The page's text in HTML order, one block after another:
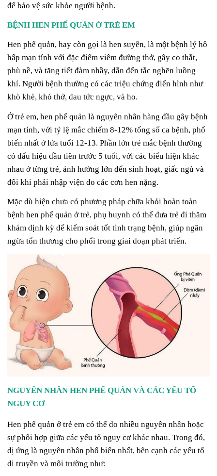
để bảo vệ sức khỏe người bệnh.
BỆNH HEN PHẾ QUẢN Ở TRẺ EM
Hen phế quản, hay còn gọi là hen suyễn, là một bệnh lý hô
hấp mạn tính với đặc điểm viêm đường thở, gây co thắt,
phù nề, và tăng tiết đàm nhầy, dẫn đến tắc nghẽn luồng
khí. Người bệnh thường có các triệu chứng điển hình như
khò khè, khó thở, đau tức ngực, và ho.
Ở trẻ em, hen phế quản là nguyên nhân hàng đầu gây bệnh
mạn tính, với tỷ lệ mắc chiếm 8-12% tổng số ca bệnh, phổ
biến nhất ở lứa tuổi 12-13. Phần lớn trẻ mắc bệnh thường
có dấu hiệu đầu tiên trước 5 tuổi, với các biểu hiện khác
nhau ở từng trẻ, ảnh hưởng lớn đến sinh hoạt, giấc ngủ và
đôi khi phải nhập viện do các cơn hen nặng.
Mặc dù hiện chưa có phương pháp chữa khỏi hoàn toàn
bệnh hen phế quản ở trẻ, phụ huynh có thể đưa trẻ đi thăm
khám định kỳ để kiểm soát tốt tình trạng bệnh, giúp ngăn
ngừa tổn thương cho phổi trong giai đoạn phát triển.
NGUYÊN NHÂN HEN PHẾ QUẢN VÀ CÁC YẾU TỐ
NGUY CƠ
Hen phế quản ở trẻ em có thể do nhiều nguyên nhân hoặc
sự phối hợp giữa các yếu tố nguy cơ khác nhau. Trong đó,
dị ứng là nguyên nhân phổ biến nhất, bên cạnh các yếu tố
di truyền và môi trường như: